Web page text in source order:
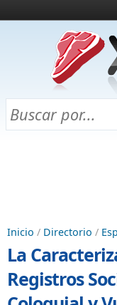
¿Qué es esto?
Directorio
Chuletas para exámenes
Inicio / Directorio /
La
Registros